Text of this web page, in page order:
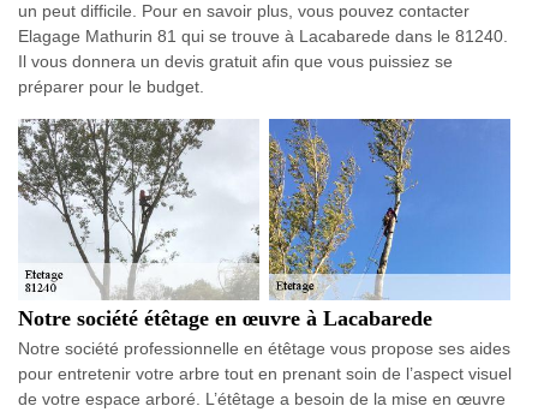
un peut difficile. Pour en savoir plus, vous pouvez contacter
Elagage Mathurin 81 qui se trouve à Lacabarede dans le 81240.
Il vous donnera un devis gratuit afin que vous puissiez se
préparer pour le budget.
Notre société étêtage en œuvre à Lacabarede
Notre société professionnelle en étêtage vous propose ses aides
pour entretenir votre arbre tout en prenant soin de l’aspect visuel
de votre espace arboré. L’étêtage a besoin de la mise en œuvre